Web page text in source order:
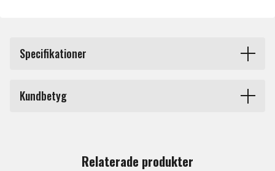
Specifikationer
Kundbetyg
Relaterade produkter